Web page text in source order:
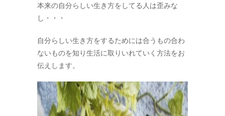
本来の自分らしい生き方をしてる人は歪みな
し・・・
自分らしい生き方をするためには合うもの合わ
ないものを知り生活に取りいれていく方法をお
伝えします。